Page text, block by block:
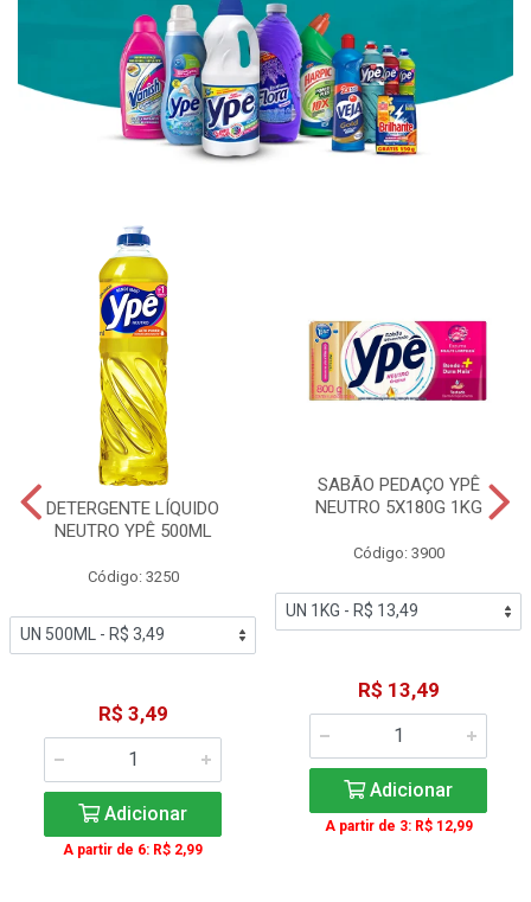
DETERGENTE LÍQUIDO
NEUTRO YPÊ 500ML
Código: 3250
R$ 3,49
Adicionar
A partir de 6: R$ 2,99
SABÃO PEDAÇO YPÊ
NEUTRO 5X180G 1KG
Código: 3900
R$ 13,49
Adicionar
A partir de 3: R$ 12,99